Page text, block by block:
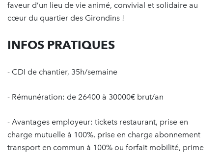
faveur d’un lieu de vie animé, convivial et solidaire au
cœur du quartier des Girondins !
INFOS PRATIQUES
- CDI de chantier, 35h/semaine
- Rémunération: de 26400 à 30000€ brut/an
- Avantages employeur: tickets restaurant, prise en
charge mutuelle à 100%, prise en charge abonnement
transport en commun à 100% ou forfait mobilité, prime